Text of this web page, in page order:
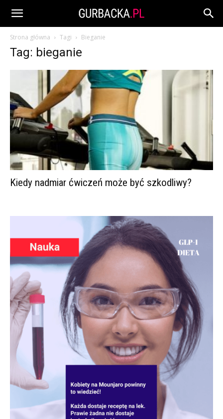
Strona główna Tagi Bieganie
Tag: bieganie
Kiedy nadmiar ćwiczeń może być szkodliwy?